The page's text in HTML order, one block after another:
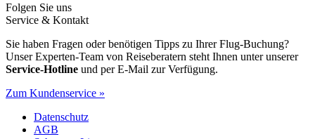
Folgen Sie uns
Service & Kontakt
Sie haben Fragen oder benötigen Tipps zu Ihrer Flug-Buchung?
Unser Experten-Team von Reiseberatern steht Ihnen unter unserer
Service-Hotline und per E-Mail zur Verfügung.
Zum Kundenservice »
Datenschutz
AGB